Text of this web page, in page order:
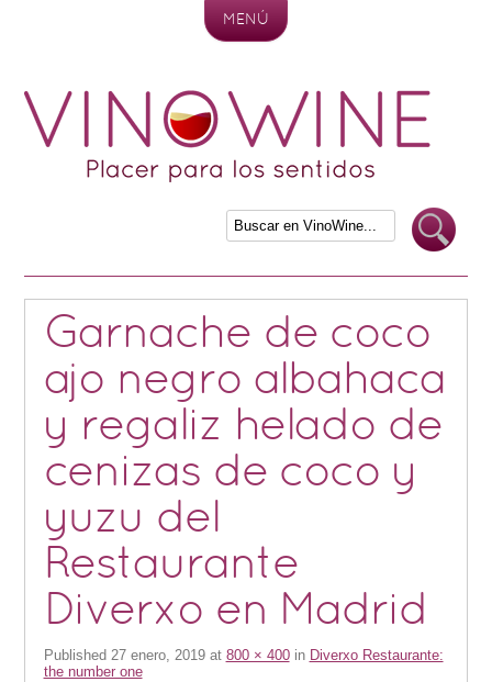
MENÚ
Garnache de coco
ajo negro albahaca
y regaliz helado de
cenizas de coco y
yuzu del
Restaurante
Diverxo en Madrid
Published 27 enero, 2019at 800 × 400in Diverxo Restaurante:
the number one